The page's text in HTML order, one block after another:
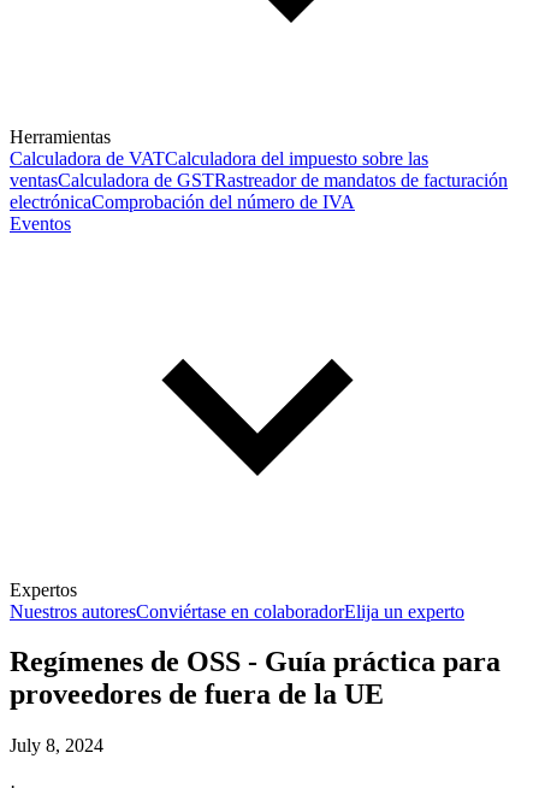
Herramientas
Calculadora de VATCalculadora del impuesto sobre las
ventasCalculadora de GSTRastreador de mandatos de facturación
electrónicaComprobación del número de IVA
Eventos
Expertos
Nuestros autoresConviértase en colaboradorElija un experto
Regímenes de OSS - Guía práctica para
proveedores de fuera de la UE
July 8, 2024